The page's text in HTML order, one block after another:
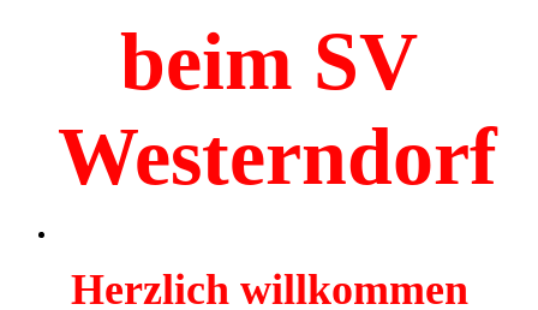
beim SV
Westerndorf
Herzlich willkommen